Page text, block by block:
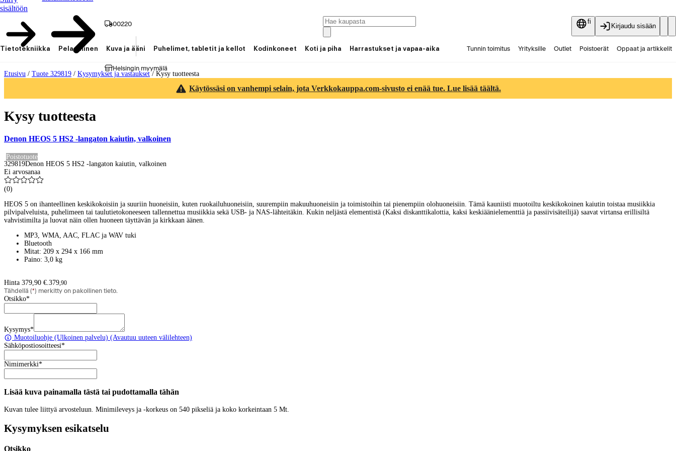
sisältöön
00220
Helsingin myymälä
fi
Kirjaudu sisään
Tietotekniikka Pelaaminen Kuva ja ääni Puhelimet, tabletit ja kellot Kodinkoneet Koti ja piha Harrastukset ja vapaa-aika Tunnin toimitus Yrityksille Outlet Poistoerät Oppaat ja artikkelit
Etusivu / Tuote 329819 / Kysymykset ja vastaukset/ Kysy tuotteesta
Käytössäsi on vanhempi selain, jota Verkkokauppa.com-sivusto ei enää tue. Lue lisää täältä.
Kysy tuotteesta
Denon HEOS 5 HS2 -langaton kaiutin, valkoinen
Poistotuote
329819Denon HEOS 5 HS2 -langaton kaiutin, valkoinen
Ei arvosanaa
(0)
HEOS 5 on ihanteellinen keskikokoisiin ja suuriin huoneisiin, kuten ruokailuhuoneisiin, suurempiin makuuhuoneisiin ja toimistoihin tai pienempiin olohuoneisiin. Tämä kauniisti muotoiltu keskikokoinen kaiutin toistaa musiikkia
pilvipalveluista, puhelimeen tai taulutietokoneeseen tallennettua musiikkia sekä USB- ja NAS-lähteitäkin. Kukin neljästä elementistä (Kaksi diskanttikalottia, kaksi keskiäänielementtiä ja passiivisäteilijä) saavat virtansa erillisiltä
vahvistimilta ja luovat näin ollen huoneen täyttävän ja kirkkaan äänen.
MP3, WMA, AAC, FLAC ja WAV tuki
Bluetooth
Mitat: 209 x 294 x 166 mm
Paino: 3,0 kg
Hinta 379,90 €.379,90
Tähdellä (*) merkitty on pakollinen tieto.
Otsikko*
Kysymys*
Muotoiluohje (Ulkoinen palvelu) (Avautuu uuteen välilehteen)
Sähköpostiosoitteesi*
Nimimerkki*
Lisää kuva painamalla tästä tai pudottamalla tähän
Kuvan tulee liittyä arvosteluun. Minimileveys ja -korkeus on 540 pikseliä ja koko korkeintaan 5 Mt.
Kysymyksen esikatselu
Otsikko